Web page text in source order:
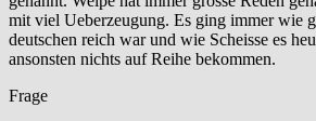
mit viel Ueberzeugung. Es ging immer wie
deutschen reich war und wie Scheisse es
ansonsten nichts auf Reihe bekommen.
Frage